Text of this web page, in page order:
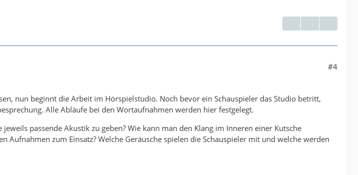
#4
nun beginnt die Arbeit im Hörspielstudio. Noch bevor ein Schauspieler das Studio betritt,
Alle Abläufe bei den Wortaufnahmen werden hier festgelegt.
passende Akustik zu geben? Wie kann man den Klang im Inneren einer Kutsche
Aufnahmen zum Einsatz? Welche Geräusche spielen die Schauspieler mit und welche werden